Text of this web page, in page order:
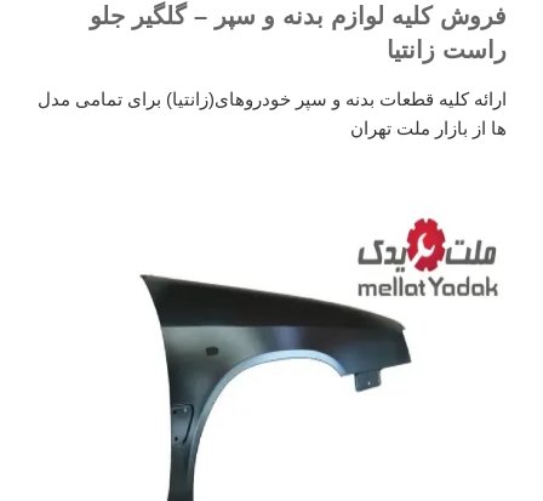
فروش کلیه لوازم بدنه و سپر – گلگیر جلو
راست زانتیا
ارائه کلیه قطعات بدنه و سپر خودروهای(زانتیا) برای تمامی مدل
ها از بازار ملت تهران